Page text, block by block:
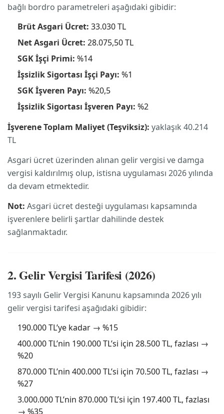
bağlı bordro parametreleri aşağıdaki gibidir:
Brüt Asgari Ücret: 33.030 TL
Net Asgari Ücret: 28.075,50 TL
SGK İşçi Primi: %14
İşsizlik Sigortası İşçi Payı: %1
SGK İşveren Payı: %20,5
İşsizlik Sigortası İşveren Payı: %2
İşverene Toplam Maliyet (Teşviksiz): yaklaşık 40.214
TL
Asgari ücret üzerinden alınan gelir vergisi ve damga
vergisi kaldırılmış olup, istisna uygulaması 2026 yılında
da devam etmektedir.
Not: Asgari ücret desteği uygulaması kapsamında
işverenlere belirli şartlar dahilinde destek
sağlanmaktadır.
2. Gelir Vergisi Tarifesi (2026)
193 sayılı Gelir Vergisi Kanunu kapsamında 2026 yılı
gelir vergisi tarifesi aşağıdaki gibidir:
190.000 TL’ye kadar → %15
400.000 TL’nin 190.000 TL’si için 28.500 TL, fazlası →
%20
870.000 TL’nin 400.000 TL’si için 70.500 TL, fazlası →
%27
3.000.000 TL’nin 870.000 TL’si için 197.400 TL, fazlası
→ %35